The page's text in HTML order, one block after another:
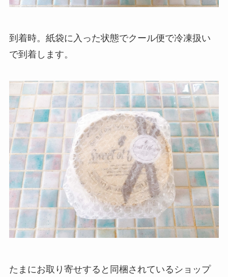
到着時。紙袋に入った状態でクール便で冷凍扱い
で到着します。
たまにお取り寄せすると同梱されているショップ